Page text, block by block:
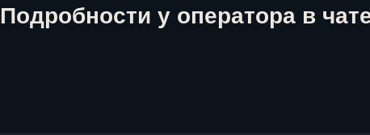
Подробности у оператора в